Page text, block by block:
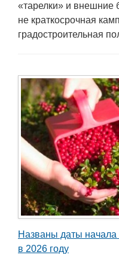
«тарелки» и внешние
не краткосрочная
градостроительная
Названы даты начала
в 2026 году